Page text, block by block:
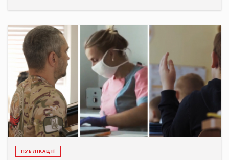
ПУБЛІКАЦІЇ